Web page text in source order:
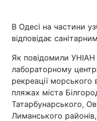
В Одесі на частини
відповідає
Як повідомили
лабораторному
рекреації
пляжах міста
Татарбунарського,
Лиманського